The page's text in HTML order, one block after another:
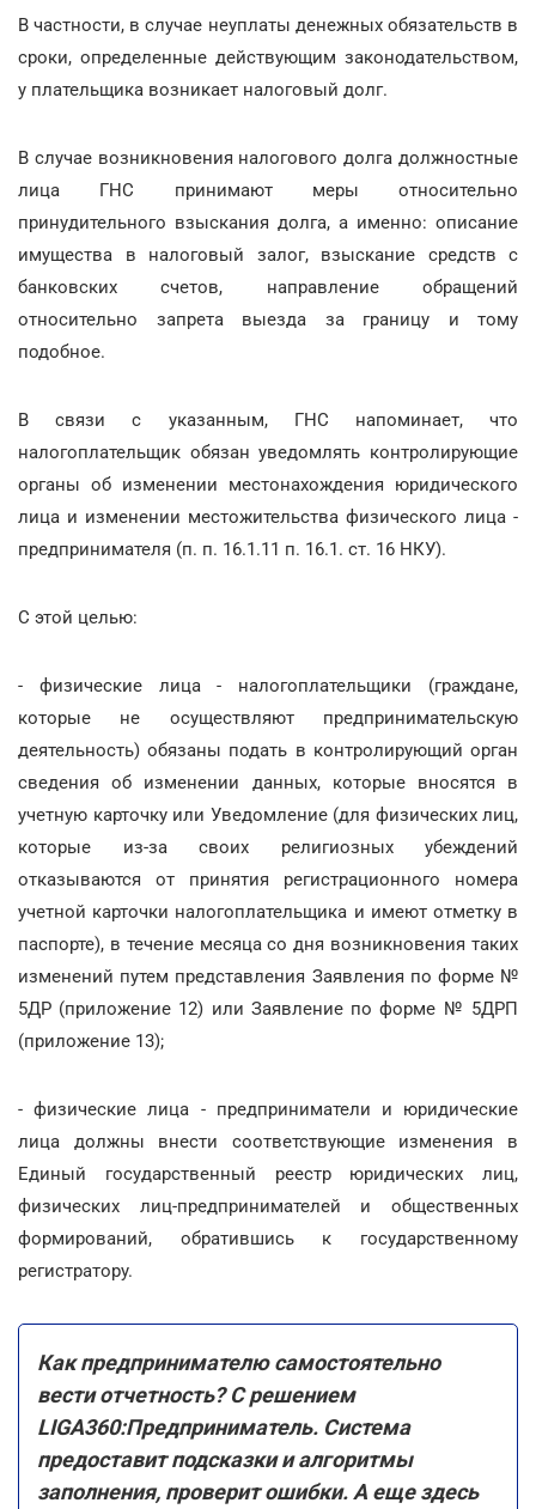
В частности, в случае неуплаты денежных обязательств в
сроки, определенные действующим законодательством,
у плательщика возникает налоговый долг.
В случае возникновения налогового долга должностные
лица ГНС принимают меры относительно
принудительного взыскания долга, а именно: описание
имущества в налоговый залог, взыскание средств с
банковских счетов, направление обращений
относительно запрета выезда за границу и тому
подобное.
В связи с указанным, ГНС напоминает, что
налогоплательщик обязан уведомлять контролирующие
органы об изменении местонахождения юридического
лица и изменении местожительства физического лица -
предпринимателя (п. п. 16.1.11 п. 16.1. ст. 16 НКУ).
С этой целью:
- физические лица - налогоплательщики (граждане,
которые не осуществляют предпринимательскую
деятельность) обязаны подать в контролирующий орган
сведения об изменении данных, которые вносятся в
учетную карточку или Уведомление (для физических лиц,
которые из-за своих религиозных убеждений
отказываются от принятия регистрационного номера
учетной карточки налогоплательщика и имеют отметку в
паспорте), в течение месяца со дня возникновения таких
изменений путем представления Заявления по форме №
5ДР (приложение 12) или Заявление по форме № 5ДРП
(приложение 13);
- физические лица - предприниматели и юридические
лица должны внести соответствующие изменения в
Единый государственный реестр юридических лиц,
физических лиц-предпринимателей и общественных
формирований, обратившись к государственному
регистратору.
Как предпринимателю самостоятельно
вести отчетность? С решением
LIGA360:Предприниматель. Система
предоставит подсказки и алгоритмы
заполнения, проверит ошибки. А еще здесь